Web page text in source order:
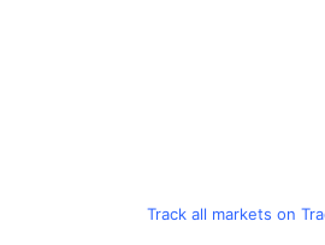
Track all markets on